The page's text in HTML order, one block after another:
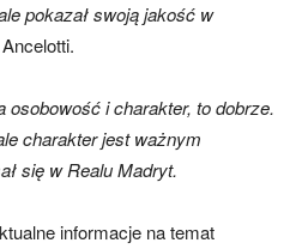
pokazał swoją jakość w
osobowość i charakter, to dobrze.
charakter jest ważnym
się w Realu Madryt.
informacje na temat